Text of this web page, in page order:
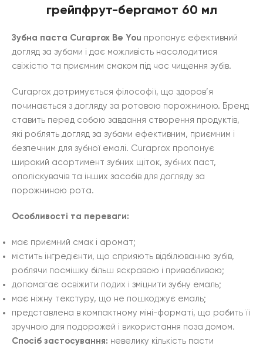
грейпфрут-бергамот 60 мл
Зубна паста Curaprox Be You пропонує ефективний
догляд за зубами і дає можливість насолодитися
свіжістю та приємним смаком під час чищення зубів.
Curaprox дотримується філософії, що здоров’я
починається з догляду за ротовою порожниною. Бренд
ставить перед собою завдання створення продуктів,
які роблять догляд за зубами ефективним, приємним і
безпечним для зубної емалі. Curaprox пропонує
широкий асортимент зубних щіток, зубних паст,
ополіскувачів та інших засобів для догляду за
порожниною рота.
Особливості та переваги:
має приємний смак і аромат;
містить інгредієнти, що сприяють відбілюванню зубів,
роблячи посмішку більш яскравою і привабливою;
допомагає освіжити подих і зміцнити зубну емаль;
має ніжну текстуру, що не пошкоджує емаль;
представлена в компактному міні-форматі, що робить її
зручною для подорожей і використання поза домом.
Спосіб застосування: невелику кількість пасти